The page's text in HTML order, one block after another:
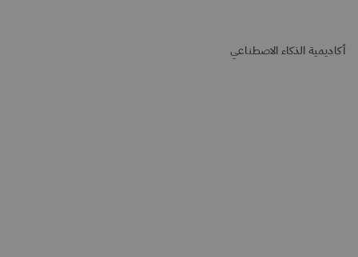
أكاديمية الذكاء الاصطناعي